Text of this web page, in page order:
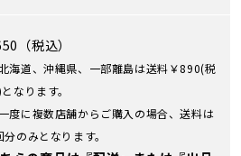
（税込）
海道、沖縄県、一部離島は送料￥890(税
なります。
度に複数店舗からご購入の場合、送料は
分のみとなります。